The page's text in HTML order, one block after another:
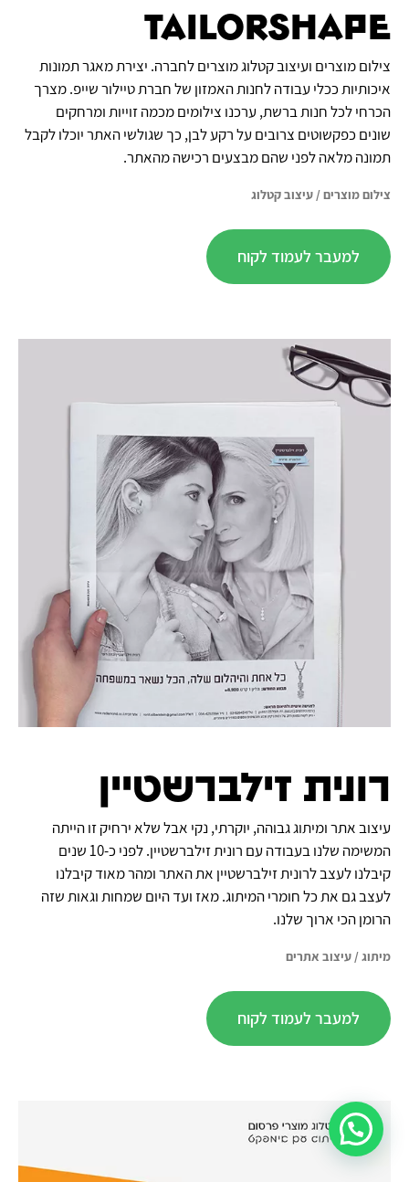
TailorShape
צילום מוצרים ועיצוב קטלוג מוצרים לחברה. יצירת מאגר תמונות
איכותיות ככלי עבודה לחנות האמזון של חברת טיילור שייפ. מצרך
הכרחי לכל חנות ברשת, ערכנו צילומים מכמה זוייות ומרחקים
שונים כפקשוטים צרובים על רקע לבן, כך שגולשי האתר יוכלו לקבל
תמונה מלאה לפני שהם מבצעים רכישה מהאתר.
צילום מוצרים/עיצוב קטלוג
למעבר לעמוד לקוח
רונית זילברשטיין
עיצוב אתר ומיתוג גבוהה, יוקרתי, נקי אבל שלא ירחיק זו הייתה
המשימה שלנו בעבודה עם רונית זילברשטיין. לפני כ-10 שנים
קיבלנו לעצב לרונית זילברשטיין את האתר ומהר מאוד קיבלנו
לעצב גם את כל חומרי המיתוג. מאז ועד היום שמחות וגאות שזה
הרומן הכי ארוך שלנו.
מיתוג/עיצוב אתרים
למעבר לעמוד לקוח